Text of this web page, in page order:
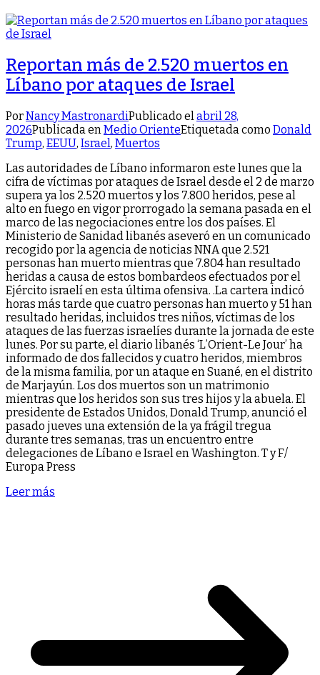
Reportan más de 2.520 muertos en
Líbano por ataques de Israel
PorNancy MastronardiPublicado elabril 28,
2026Publicada enMedio OrienteEtiquetada como Donald
Trump, EEUU, Israel, Muertos
Las autoridades de Líbano informaron este lunes que la
cifra de víctimas por ataques de Israel desde el 2 de marzo
supera ya los 2.520 muertos y los 7.800 heridos, pese al
alto en fuego en vigor prorrogado la semana pasada en el
marco de las negociaciones entre los dos países. El
Ministerio de Sanidad libanés aseveró en un comunicado
recogido por la agencia de noticias NNA que 2.521
personas han muerto mientras que 7.804 han resultado
heridas a causa de estos bombardeos efectuados por el
Ejército israelí en esta última ofensiva. .La cartera indicó
horas más tarde que cuatro personas han muerto y 51 han
resultado heridas, incluidos tres niños, víctimas de los
ataques de las fuerzas israelíes durante la jornada de este
lunes. Por su parte, el diario libanés ‘L’Orient-Le Jour’ ha
informado de dos fallecidos y cuatro heridos, miembros
de la misma familia, por un ataque en Suané, en el distrito
de Marjayún. Los dos muertos son un matrimonio
mientras que los heridos son sus tres hijos y la abuela. El
presidente de Estados Unidos, Donald Trump, anunció el
pasado jueves una extensión de la ya frágil tregua
durante tres semanas, tras un encuentro entre
delegaciones de Líbano e Israel en Washington. T y F/
Europa Press
Leer más